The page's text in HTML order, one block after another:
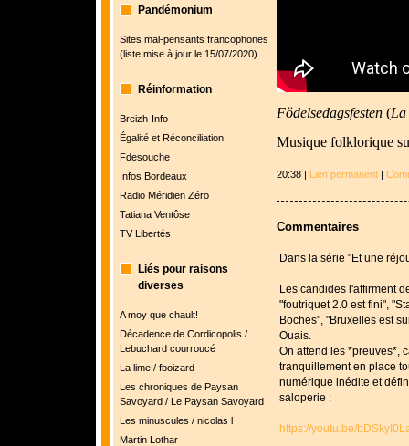
Pandémonium
Sites mal-pensants francophones
(liste mise à jour le 15/07/2020)
Réinformation
Breizh-Info
Égalité et Réconciliation
Fdesouche
Infos Bordeaux
Radio Méridien Zéro
Tatiana Ventôse
TV Libertés
Liés pour raisons
diverses
A moy que chault!
Décadence de Cordicopolis /
Lebuchard courroucé
La lime / fboizard
Les chroniques de Paysan
Savoyard / Le Paysan Savoyard
Les minuscules / nicolas l
Martin Lothar
Födelsedagsfesten (La
Musique folklorique
20:38 | Lien permanent|
Commentaires
Dans la série "Et une
Les candides l'affirment
"foutriquet 2.0 est fini",
Boches", "Bruxelles est
Ouais.
On attend les *preuves*,
tranquillement en place
numérique inédite et
saloperie :
https://youtu.be/